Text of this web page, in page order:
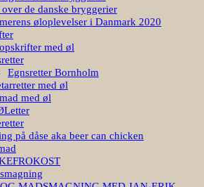
de danske bryggerier
øloplevelser i Danmark 2020
med øl
Egnsretter Bornholm
med øl
med øl
på dåse aka beer can chicken